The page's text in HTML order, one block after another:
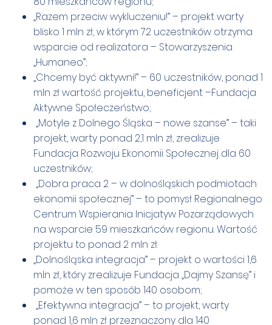
„Razem przeciw wykluczeniu!” – projekt warty
blisko 1 mln zł, w którym 72 uczestników otrzyma
wsparcie od realizatora – Stowarzyszenia
„Humaneo”;
„Chcemy być aktywni!” – 60 uczestników, ponad 1
mln zł wartość projektu, beneficjent –Fundacja
Aktywne Społeczeństwo;
„Motyle z Dolnego Śląska – nowe szanse” – taki
projekt, warty ponad 2,1 mln zł, zrealizuje
Fundacja Rozwoju Ekonomii Społecznej dla 60
uczestników;
„Dobra praca 2 – w dolnośląskich podmiotach
ekonomii społecznej” – to pomysł Regionalnego
Centrum Wspierania Inicjatyw Pozarządowych
na wsparcie 59 mieszkańców regionu. Wartość
projektu to ponad 2 mln zł.
„Dolnośląska integracja” – projekt o wartości 1,6
mln zł, który zrealizuje Fundacja „Dajmy Szansę” i
pomoże w ten sposób 140 osobom;
„Efektywna integracja” – to projekt, warty
ponad 1,6 mln zł przeznaczony dla 140